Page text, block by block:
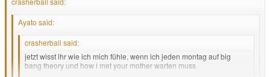
Ayato said:
crasherball said:
jetzt wisst ihr wie ich mich fühle, wenn ich jeden montag auf big
bang theory und how i met your mother warten muss